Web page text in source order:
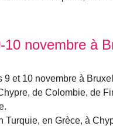
10 novembre à
9 et 10 novembre à
de Colombie, de
Turquie, en Grèce, à